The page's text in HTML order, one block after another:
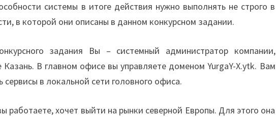
системы в итоге действия нужно выполнять не строго в
в которой они описаны в данном конкурсном задании.
задания Вы – системный администратор компании,
В главном офисе вы управляете доменом YurgaY-X.ytk. Вам
в локальной сети головного офиса.
работаете, хочет выйти на рынки северной Европы. Для этого она